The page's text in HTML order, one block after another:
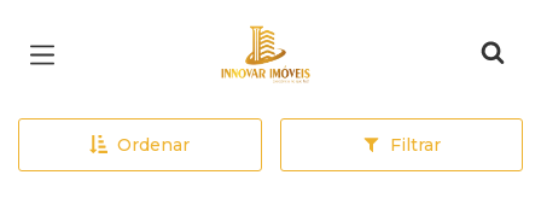
Página inicial
Ordenar Filtrar